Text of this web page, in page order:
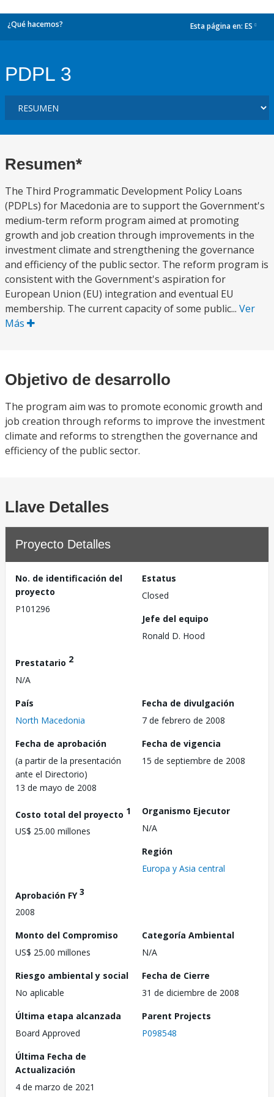
¿Qué hacemos? Esta página en: ES
PDPL 3
Resumen*
The Third Programmatic Development Policy Loans
(PDPLs) for Macedonia are to support the Government's
medium-term reform program aimed at promoting
growth and job creation through improvements in the
investment climate and strengthening the governance
and efficiency of the public sector. The reform program is
consistent with the Government's aspiration for
European Union (EU) integration and eventual EU
membership. The current capacity of some public... Ver
Más
Objetivo de desarrollo
The program aim was to promote economic growth and
job creation through reforms to improve the investment
climate and reforms to strengthen the governance and
efficiency of the public sector.
Llave Detalles
Proyecto Detalles
No. de identificación del
proyecto
P101296
Estatus
Closed
Jefe del equipo
Ronald D. Hood
Prestatario 2
N/A
País
North Macedonia
Fecha de divulgación
7 de febrero de 2008
Fecha de aprobación
(a partir de la presentación
ante el Directorio)
13 de mayo de 2008
Fecha de vigencia
15 de septiembre de 2008
Costo total del proyecto 1
US$ 25.00 millones
Organismo Ejecutor
N/A
Región
Europa y Asia central
Aprobación FY3
2008
Monto del Compromiso
US$ 25.00 millones
Categoría Ambiental
N/A
Riesgo ambiental y social
No aplicable
Fecha de Cierre
31 de diciembre de 2008
Última etapa alcanzada
Board Approved
Parent Projects
P098548
Última Fecha de
Actualización
4 de marzo de 2021